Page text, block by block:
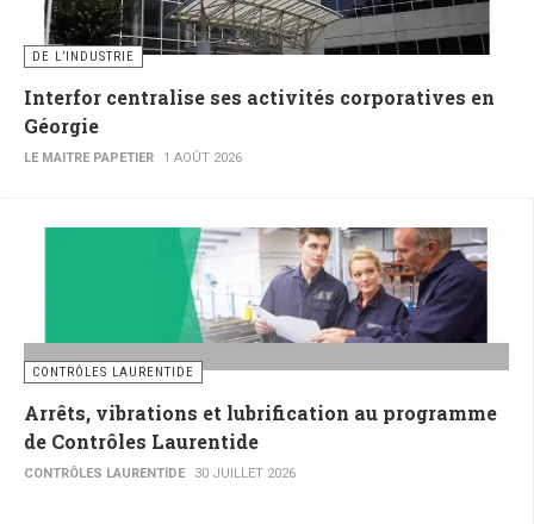
DE L’INDUSTRIE
Interfor centralise ses activités corporatives en
Géorgie
LE MAITRE PAPETIER 1 AOÛT 2026
CONTRÔLES LAURENTIDE
Arrêts, vibrations et lubrification au programme
de Contrôles Laurentide
CONTRÔLES LAURENTIDE 30 JUILLET 2026